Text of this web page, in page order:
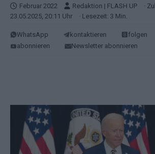
Februar 2022 Redaktion | FLASH UP
·
23.05.2025, 20:11 Uhr
· Lesezeit: 3 Min.
WhatsApp kontaktieren folgen
abonnieren
Newsletter abonnieren